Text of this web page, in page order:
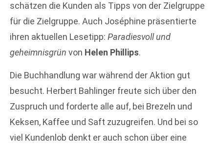
schätzen die Kunden als Tipps von der Zielgruppe
für die Zielgruppe. Auch Joséphine präsentierte
ihren aktuellen Lesetipp: Paradiesvoll und
geheimnisgrün von Helen Phillips.
Die Buchhandlung war während der Aktion gut
besucht. Herbert Bahlinger freute sich über den
Zuspruch und forderte alle auf, bei Brezeln und
Keksen, Kaffee und Saft zuzugreifen. Und bei so
viel Kundenlob denkt er auch schon über eine